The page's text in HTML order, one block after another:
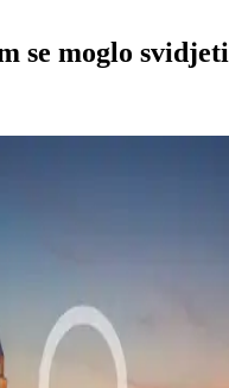
se moglo svidjeti